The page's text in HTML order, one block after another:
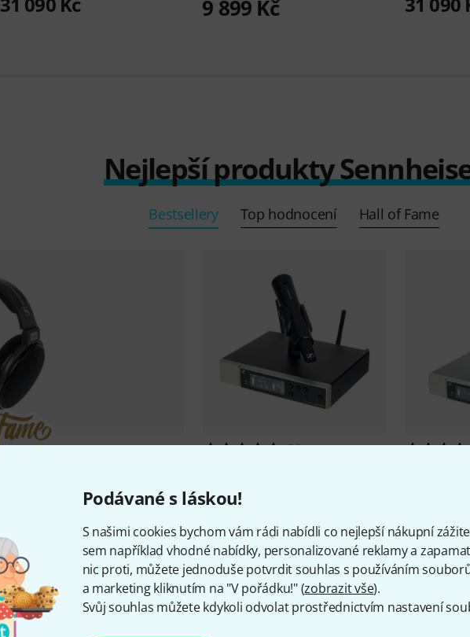
Podávané s láskou!
S našimi cookies bychom vám rádi nabídli co nejlepší nákupní
sem například vhodné nabídky, personalizované reklamy a
nic proti, můžete jednoduše potvrdit souhlas s používáním
a marketing kliknutím na "V pořádku!" (zobrazit vše).
Svůj souhlas můžete kdykoli odvolat prostřednictvím nastavení
9 899 Kč
Nejlepší produkty
Bestsellery Top hodnocení Hall of Fame
31
14 190 Kč